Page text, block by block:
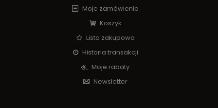
Moje zamówienia
Koszyk
Lista zakupowa
Historia transakcji
Moje rabaty
Newsletter